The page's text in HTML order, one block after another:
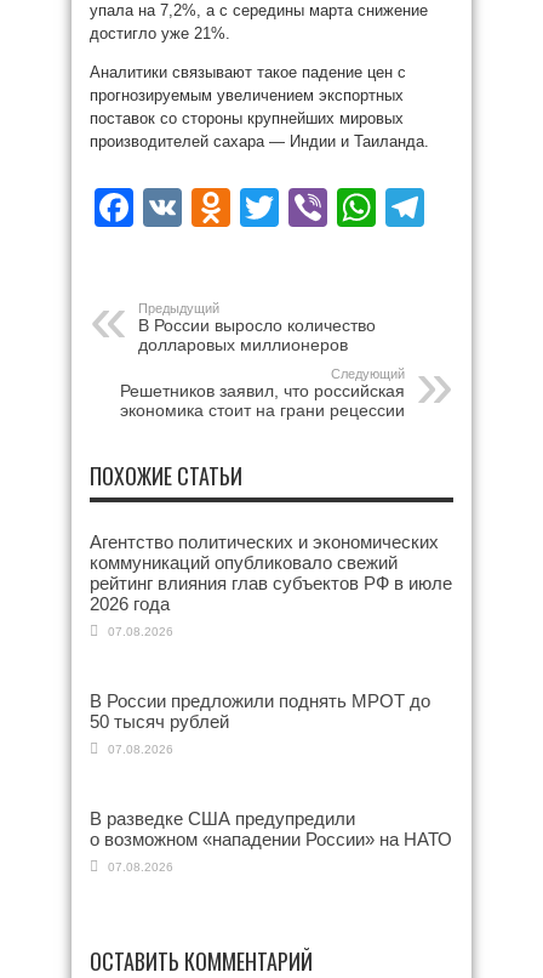
упала на 7,2%, а с середины марта снижение
достигло уже 21%.
Аналитики связывают такое падение цен с
прогнозируемым увеличением экспортных
поставок со стороны крупнейших мировых
производителей сахара — Индии и Таиланда.
Facebook
VK Odnoklassniki
Twitter
Viber
Предыдущий
В России выросло количество
долларовых миллионеров
Следующий
Решетников заявил, что российская
экономика стоит на грани рецессии
ПОХОЖИЕ СТАТЬИ
Агентство политических и экономических
коммуникаций опубликовало свежий
рейтинг влияния глав субъектов РФ в июле
2026 года
07.08.2026
В России предложили поднять МРОТ до
50 тысяч рублей
07.08.2026
В разведке США предупредили
о возможном «нападении России» на НАТО
07.08.2026
ОСТАВИТЬ КОММЕНТАРИЙ